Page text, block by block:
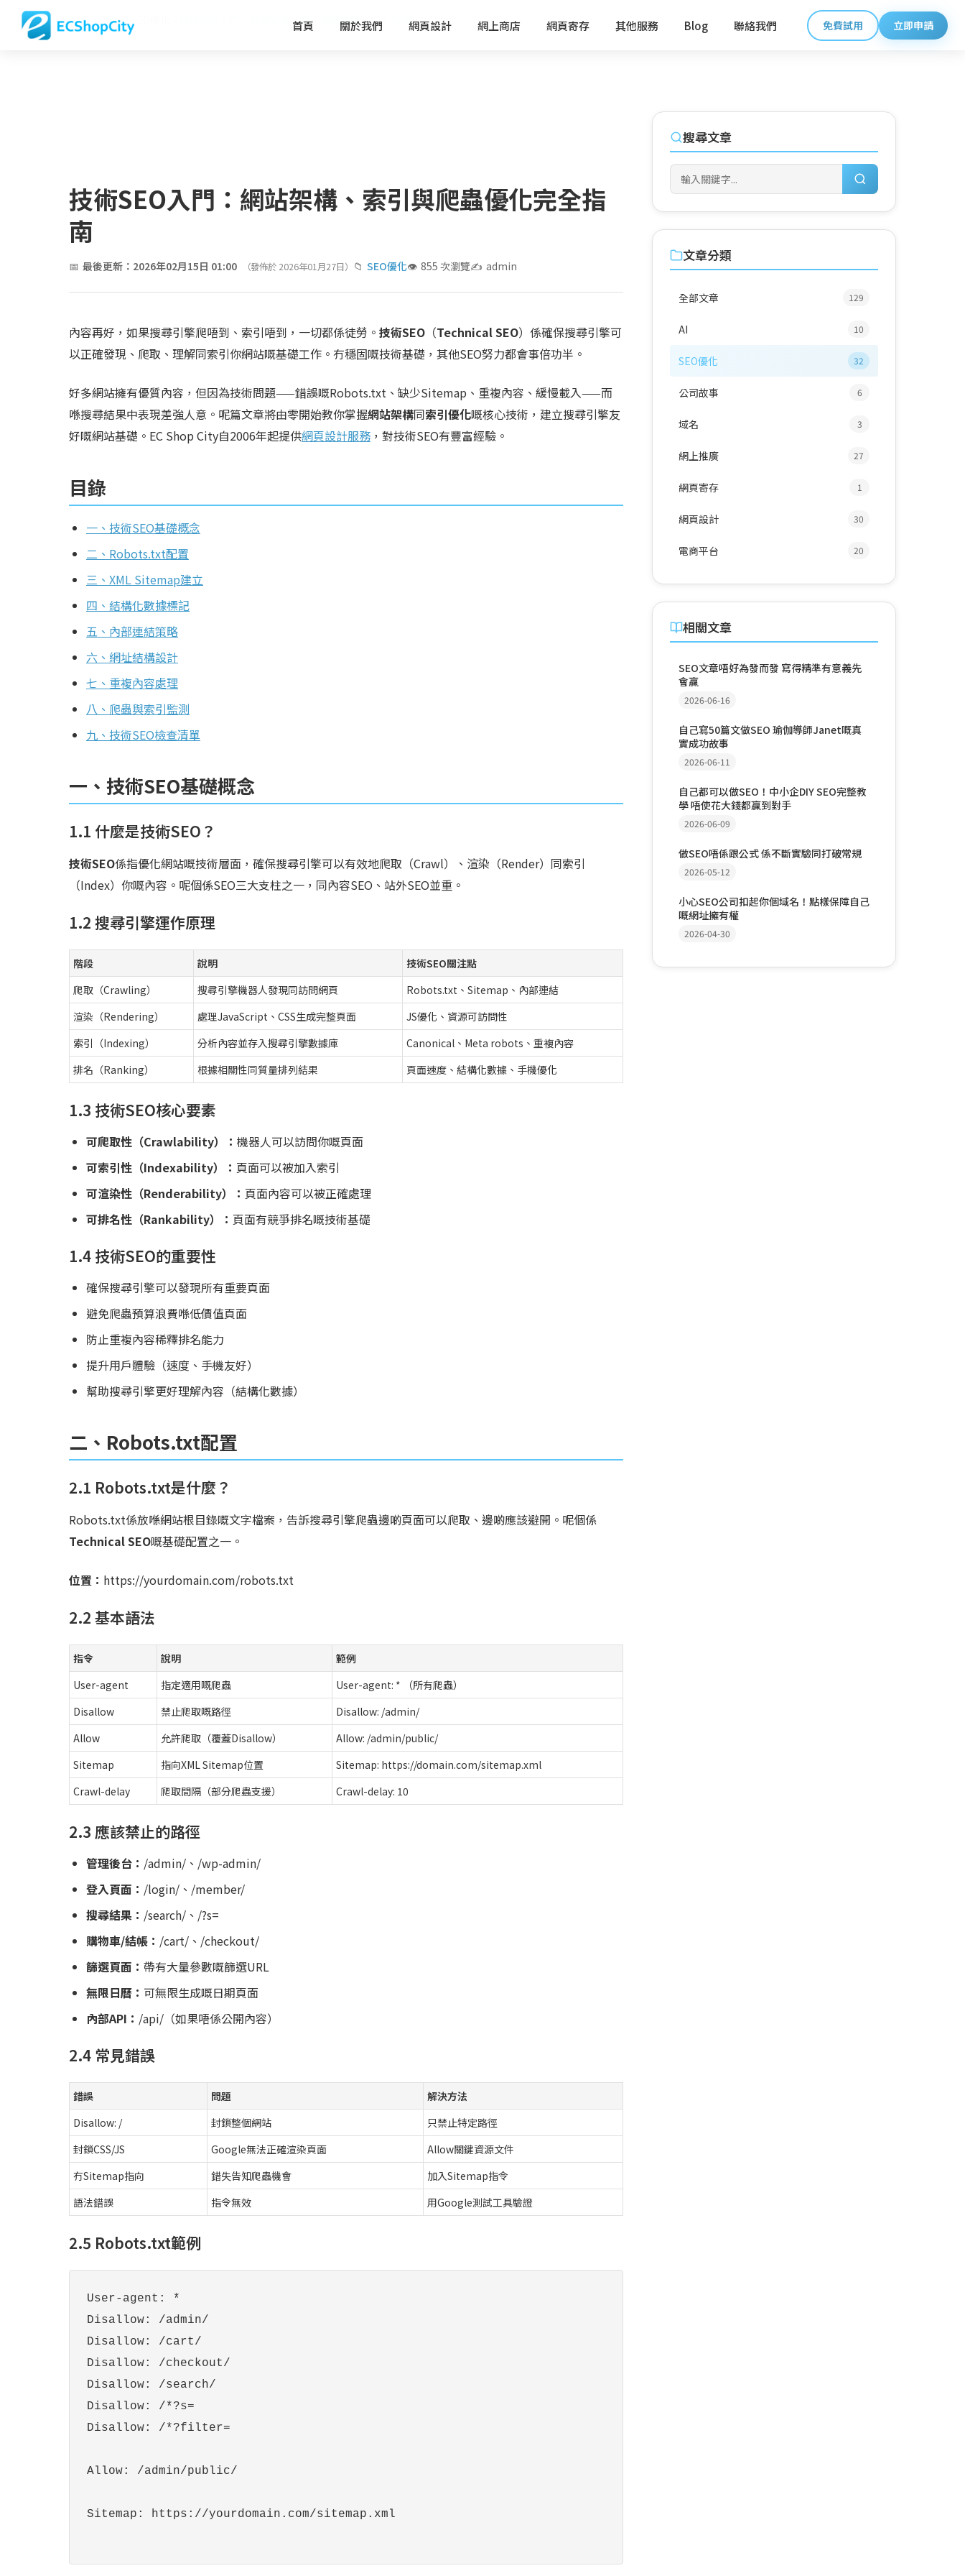
首頁 關於我們 網頁設計 網上商店 網頁寄存 其他服務 Blog 聯絡我們 免費試用 立即申請
首頁 » Blog» SEO優化 技術SEO入門：網站架構、索引與爬蟲優化完全指南
技術SEO入門：網站架構、索引與爬蟲優化完全指
南
最後更新：2026年02月15日 01:00 （發佈於 2026年01月27日） SEO優化 855 次瀏覽 admin
內容再好，如果搜尋引擎爬唔到、索引唔到，一切都係徒勞。 技術SEO （Technical SEO）係確保搜尋引擎可
以正確發現、爬取、理解同索引你網站嘅基礎工作。冇穩固嘅技術基礎，其他SEO努力都會事倍功半。
好多網站擁有優質內容，但因為技術問題——錯誤嘅Robots.txt、缺少Sitemap、重複內容、緩慢載入——而
喺搜尋結果中表現差強人意。呢篇文章將由零開始教你掌握網站架構同索引優化嘅核心技術，建立搜尋引擎友
好嘅網站基礎。EC Shop City自2006年起提供網頁設計服務 ，對技術SEO有豐富經驗。
目錄
一、技術SEO基礎概念
二、Robots.txt配置
三、XML Sitemap建立
四、結構化數據標記
五、內部連結策略
六、網址結構設計
七、重複內容處理
八、爬蟲與索引監測
九、技術SEO檢查清單
一、技術SEO基礎概念
1.1 什麼是技術SEO？
技術SEO係指優化網站嘅技術層面，確保搜尋引擎可以有效地爬取（Crawl）、渲染（Render）同索引
（Index）你嘅內容。呢個係SEO三大支柱之一，同內容SEO、站外SEO並重。
1.2 搜尋引擎運作原理
階段 說明
技術SEO關注點
爬取（Crawling）
搜尋引擎機器人發現同訪問網頁
Robots.txt、Sitemap、內部連結
渲染（Rendering）
處理JavaScript、CSS生成完整頁面
JS優化、資源可訪問性
索引（Indexing）
分析內容並存入搜尋引擎數據庫
Canonical、Meta robots、重複內容
排名（Ranking）
根據相關性同質量排列結果 頁面速度、結構化數據、手機優化
1.3 技術SEO核心要素
可爬取性（Crawlability）： 機器人可以訪問你嘅頁面
可索引性（Indexability）： 頁面可以被加入索引
可渲染性（Renderability）： 頁面內容可以被正確處理
可排名性（Rankability）： 頁面有競爭排名嘅技術基礎
1.4 技術SEO的重要性
確保搜尋引擎可以發現所有重要頁面
避免爬蟲預算浪費喺低價值頁面
防止重複內容稀釋排名能力
提升用戶體驗（速度、手機友好）
幫助搜尋引擎更好理解內容（結構化數據）
二、Robots.txt配置
2.1 Robots.txt是什麼？
Robots.txt係放喺網站根目錄嘅文字檔案，告訴搜尋引擎爬蟲邊啲頁面可以爬取、邊啲應該避開。呢個係
Technical SEO嘅基礎配置之一。
位置： https://yourdomain.com/robots.txt
2.2 基本語法
指令 說明
範例
User-agent
指定適用嘅爬蟲
User-agent: * （所有爬蟲）
Disallow
禁止爬取嘅路徑
Disallow: /admin/
Allow
允許爬取（覆蓋Disallow）
Allow: /admin/public/
Sitemap
指向XML Sitemap位置
Sitemap: https://domain.com/sitemap.xml
Crawl-delay
爬取間隔（部分爬蟲支援） Crawl-delay: 10
2.3 應該禁止的路徑
管理後台： /admin/、/wp-admin/
登入頁面： /login/、/member/
搜尋結果： /search/、/?s=
購物車/結帳： /cart/、/checkout/
篩選頁面： 帶有大量參數嘅篩選URL
無限日曆： 可無限生成嘅日期頁面
內部API： /api/（如果唔係公開內容）
2.4 常見錯誤
錯誤 問題
解決方法
Disallow: /
封鎖整個網站
只禁止特定路徑
封鎖CSS/JS
Google無法正確渲染頁面
Allow關鍵資源文件
冇Sitemap指向
錯失告知爬蟲機會
加入Sitemap指令
語法錯誤
指令無效 用Google測試工具驗證
2.5 Robots.txt範例
User-agent: *
Disallow: /admin/
Disallow: /cart/
Disallow: /checkout/
Disallow: /search/
Disallow: /*?s=
Disallow: /*?filter=
Allow: /admin/public/
Sitemap: https://yourdomain.com/sitemap.xml
搜尋文章
文章分類
全部文章 129
AI 10
SEO優化 32
公司故事 6
域名 3
網上推廣 27
網頁寄存 1
網頁設計 30
電商平台 20
相關文章
SEO文章唔好為發而發 寫得精準有意義先
會贏
2026-06-16
自己寫50篇文做SEO 瑜伽導師Janet嘅真
實成功故事
2026-06-11
自己都可以做SEO！中小企DIY SEO完整教
學 唔使花大錢都贏到對手
2026-06-09
做SEO唔係跟公式 係不斷實驗同打破常規
2026-05-12
小心SEO公司扣起你個域名！點樣保障自己
嘅網址擁有權
2026-04-30